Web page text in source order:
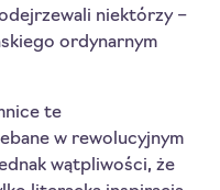
niektórzy –
ordynarnym
te
w rewolucyjnym
wątpliwości, że